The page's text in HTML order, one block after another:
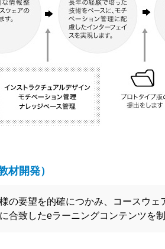
材開発）
の要望を的確につかみ、コースウ
合致したeラーニングコンテンツを制